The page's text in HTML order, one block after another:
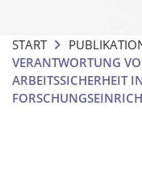
START
VERANTWORTUNG
ARBEITSSICHERHEIT